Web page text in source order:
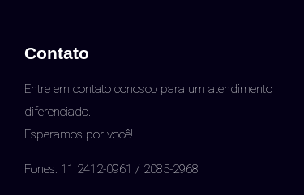
Contato
Entre em contato conosco para um atendimento
diferenciado.
Esperamos por você!
Fones: 11 2412-0961 / 2085-2968